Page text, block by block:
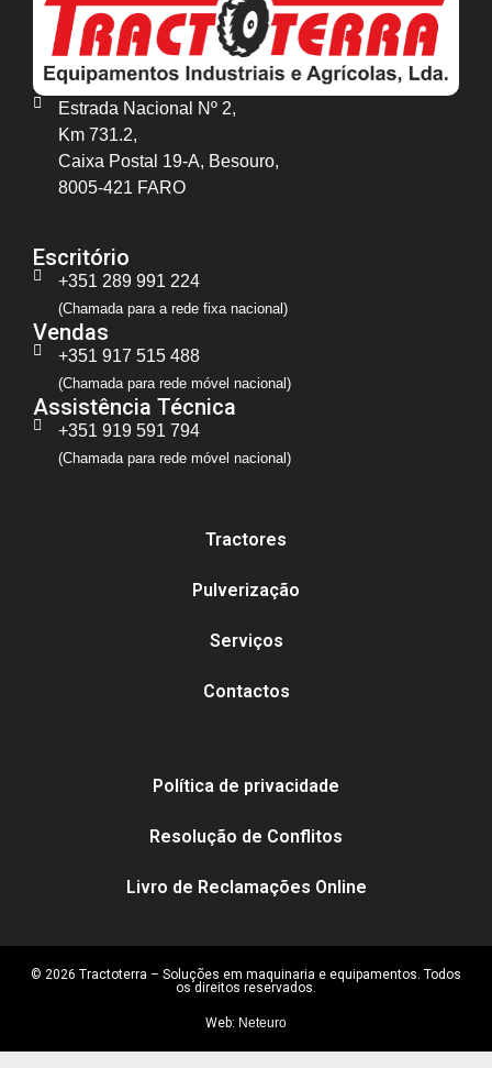
Estrada Nacional Nº 2,
Km 731.2,
Caixa Postal 19-A, Besouro,
8005-421 FARO
Escritório
+351 289 991 224
(Chamada para a rede fixa nacional)
Vendas
+351 917 515 488
(Chamada para rede móvel nacional)
Assistência Técnica
+351 919 591 794
(Chamada para rede móvel nacional)
Tractores
Pulverização
Serviços
Contactos
Política de privacidade
Resolução de Conflitos
Livro de Reclamações Online
© 2026 Tractoterra – Soluções em maquinaria e equipamentos. Todos
os direitos reservados.
Web: Neteuro